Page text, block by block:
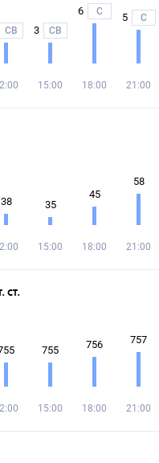
СВ 3 СВ
15:00
6 С
18:00
5 С
21:00
38 35
15:00
45
18:00
58
21:00
ст.
755
15:00
756
18:00
757
21:00